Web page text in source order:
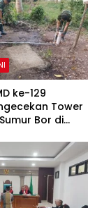
ke-129
Tower
Bor di